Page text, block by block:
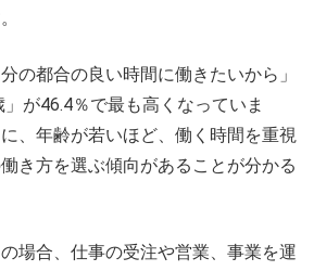
の都合の良い時間に働きたいから」
が46.4％で最も高くなっていま
、年齢が若いほど、働く時間を重視
き方を選ぶ傾向があることが分かる
場合、仕事の受注や営業、事業を運